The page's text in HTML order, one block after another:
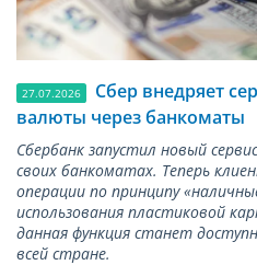
27.07.2026
Сбер внедряет
валюты через банкоматы
Сбербанк запустил новый
своих банкоматах. Теперь
операции по принципу
использования пластиковой
данная функция станет
всей стране.